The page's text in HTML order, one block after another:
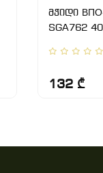
მჭიდი
SGA762
132 ₾